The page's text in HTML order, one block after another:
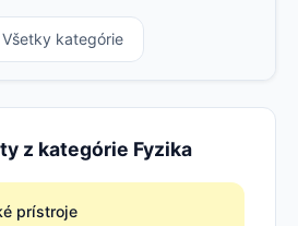
Všetky kategórie
z kategórie Fyzika
prístroje